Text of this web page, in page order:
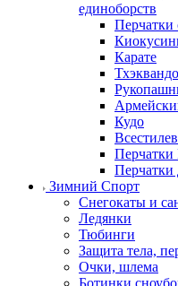
единоборств
Перчатки
Карате
Тхэквандо
Кудо
Перчатки
Зимний Спорт
Снегокаты и
Ледянки
Тюбинги
Защита тела,
Очки, шлема
Ботинки